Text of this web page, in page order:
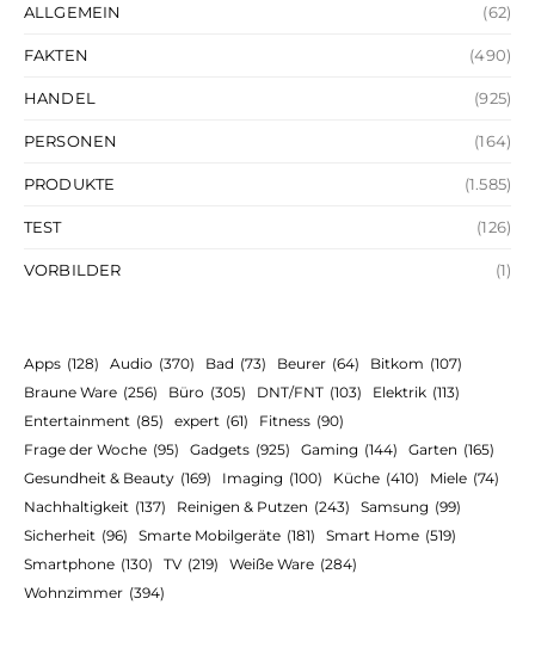
ALLGEMEIN (62)
FAKTEN (490)
HANDEL (925)
PERSONEN (164)
PRODUKTE (1.585)
TEST (126)
VORBILDER (1)
Apps (128) Audio (370) Bad (73) Beurer (64) Bitkom (107)
Braune Ware (256) Büro (305) DNT/FNT (103) Elektrik (113)
Entertainment (85) expert (61) Fitness (90)
Frage der Woche (95) Gadgets (925) Gaming (144) Garten (165)
Gesundheit & Beauty (169) Imaging (100) Küche (410) Miele (74)
Nachhaltigkeit (137) Reinigen & Putzen (243) Samsung (99)
Sicherheit (96) Smarte Mobilgeräte (181) Smart Home (519)
Smartphone (130) TV (219) Weiße Ware (284)
Wohnzimmer (394)